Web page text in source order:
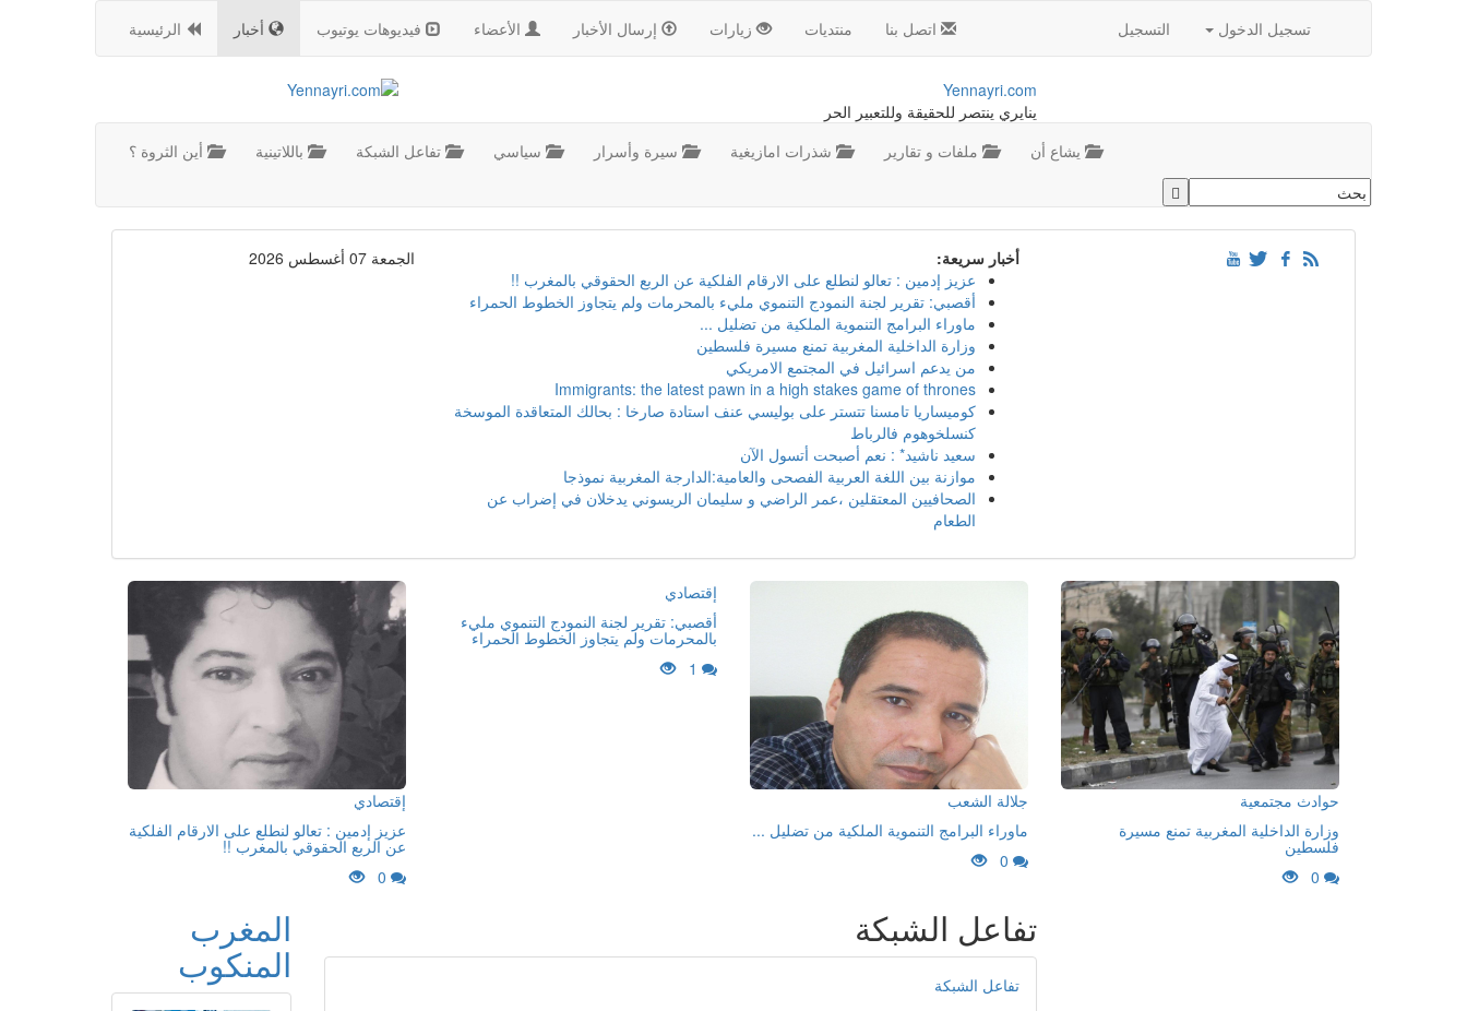
الرئيسية أخبار فيديوهات يوتيوب الأعضاء إرسال الأخبار زيارات منتديات اتصل بنا التسجيل تسجيل الدخول
Yennayri.com
ينايري ينتصر للحقيقة وللتعبير الحر
أين الثروة ؟
باللاتينية تفاعل الشبكة سياسي سيرة وأسرار شذرات امازيغية ملفات و تقارير يشاع أن
الجمعة 07 أغسطس 2026
أخبار سريعة:
عزيز إدمين : تعالو لنطلع على الارقام الفلكية عن الربع الحقوقي بالمغرب !!
أقصبي: تقرير لجنة النمودج التنموي مليء بالمحرمات ولم يتجاوز الخطوط الحمراء
ماوراء البرامج التنموية الملكية من تضليل ...
وزارة الداخلية المغربية تمنع مسيرة فلسطين
من يدعم اسرائيل في المجتمع الامريكي
Immigrants: the latest pawn in a high stakes game of thrones
كوميساريا تامسنا تتستر على بوليسي عنف استادة صارخا : بحالك المتعاقدة الموسخة
كنسلخوهوم فالرباط
سعيد ناشيد* : نعم أصبحت أتسول الآن
موازنة بين اللغة العربية الفصحى والعامية:الدارجة المغربية نموذجا
الصحافيين المعتقلين ،عمر الراضي و سليمان الريسوني يدخلان في إضراب عن
الطعام
إقتصادي
عزيز إدمين : تعالو لنطلع على الارقام الفلكية
عن الربع الحقوقي بالمغرب !!
إقتصادي
أقصبي: تقرير لجنة النمودج التنموي مليء
بالمحرمات ولم يتجاوز الخطوط الحمراء
جلالة الشعب
ماوراء البرامج التنموية الملكية من تضليل ...
حوادث مجتمعية
وزارة الداخلية المغربية تمنع مسيرة
فلسطين
المغرب
المنكوب
تفاعل الشبكة
تفاعل الشبكة